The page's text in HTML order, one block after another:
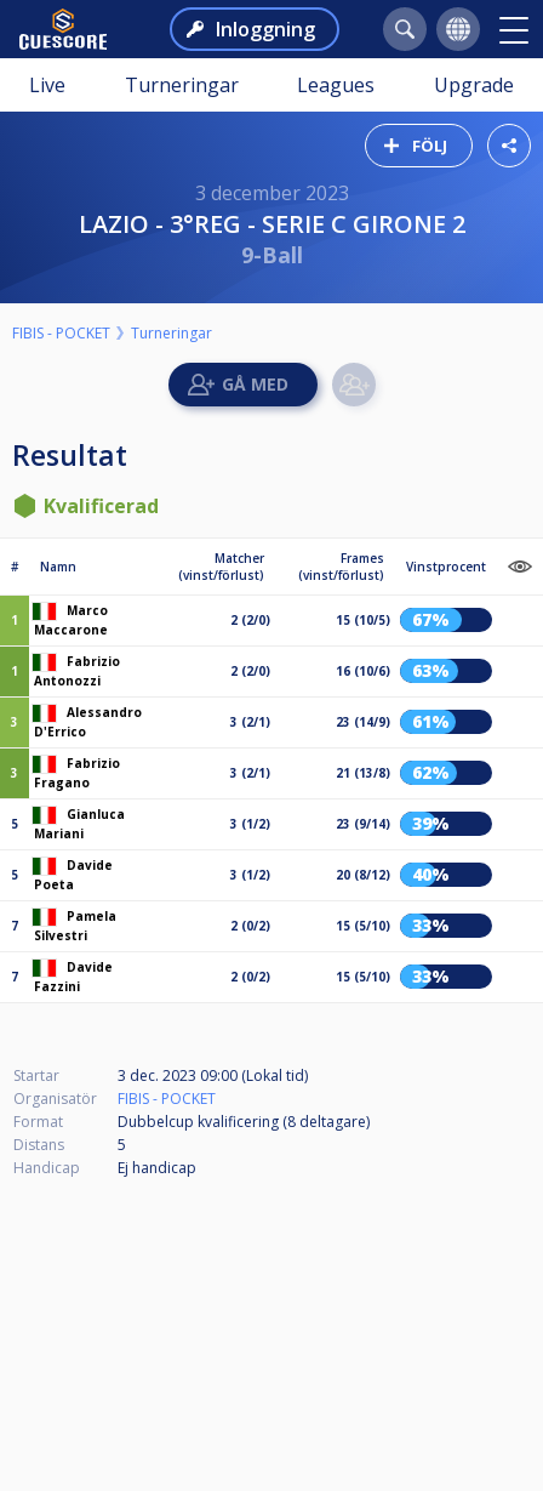
Inloggning
Live Turneringar Leagues Upgrade
FÖLJ
3 december 2023
LAZIO - 3°REG - SERIE C GIRONE 2
9-Ball
FIBIS - POCKET Turneringar
Resultat
Kvalificerad
# Namn
Matcher
(vinst/förlust)
Frames
(vinst/förlust)
Vinstprocent
1
Marco
Maccarone
2 (2/0) 15 (10/5) 67%
1
Fabrizio
Antonozzi
2 (2/0) 16 (10/6) 63%
3
Alessandro
D'Errico
3 (2/1) 23 (14/9) 61%
3
Fabrizio
Fragano
3 (2/1) 21 (13/8) 62%
5
Gianluca
Mariani
3 (1/2) 23 (9/14) 39%
5
Davide
Poeta
3 (1/2) 20 (8/12) 40%
7
Pamela
Silvestri
2 (0/2) 15 (5/10) 33%
7
Davide
Fazzini
2 (0/2) 15 (5/10) 33%
Startar
3 dec. 2023 09:00 (Lokal tid)
Organisatör
FIBIS - POCKET
Format
Dubbelcup kvalificering (8 deltagare)
Distans
5
Handicap
Ej handicap